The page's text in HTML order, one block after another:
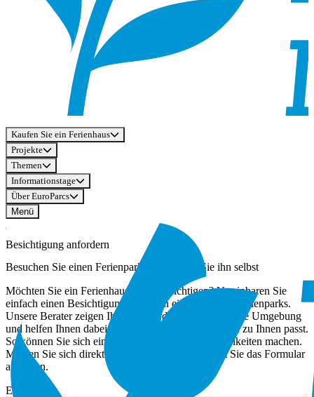
Kaufen Sie ein Ferienhaus
Projekte
Themen
Informationstage
Über EuroParcs
Menü
Besichtigung anfordern
Besuchen Sie einen Ferienpark und erleben Sie ihn selbst
Möchten Sie ein Ferienhaus selbst besichtigen? Vereinbaren Sie
einfach einen Besichtigungstermin in einem unserer Ferienparks.
Unsere Berater zeigen Ihnen gerne die Häuser und ihre Umgebung
und helfen Ihnen dabei, zu überlegen, was am besten zu Ihnen passt.
So können Sie sich ein klares Bild von den Möglichkeiten machen.
Melden Sie sich direkt für einen Termin an, indem Sie das Formular
ausfüllen.
Eigentum